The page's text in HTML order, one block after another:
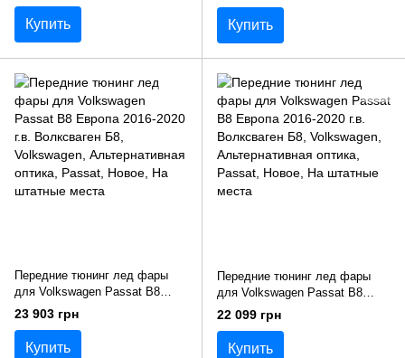
Купить Купить
Передние тюнинг лед фары
для Volkswagen Passat B8
Европа 2016-2020 г.в.
Волксваген Б8
23 903 грн
Купить
Передние тюнинг лед фары
для Volkswagen Passat B8
Европа 2016-2020 г.в.
Волксваген Б8
22 099 грн
Купить